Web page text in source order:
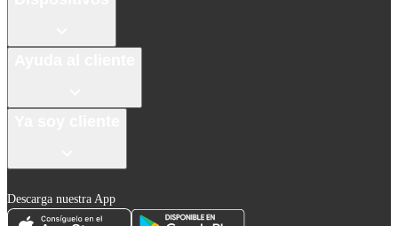
Descarga nuestra App